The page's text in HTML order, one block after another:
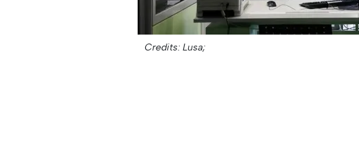
Credits: Lusa;